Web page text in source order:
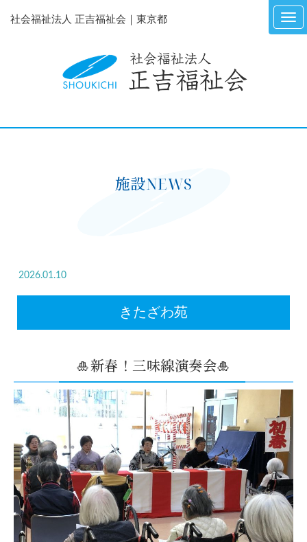
社会福祉法人 正吉福祉会｜東京都
施設NEWS
2026.01.10
きたざわ苑
🎍新春！三味線演奏会🎍